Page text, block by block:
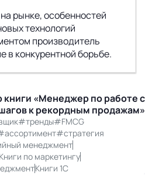
рынке, особенностей
технологий
производитель
в конкурентной борьбе.
«Менеджер по работе с
к рекордным продажам»
#тренды#FMCG
#стратегия
менеджмент
Книги по маркетингу
Книги 1C